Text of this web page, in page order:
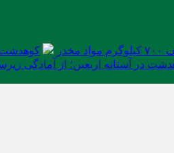
کوهدشت
در آستانه اربعین؛ از آمادگی